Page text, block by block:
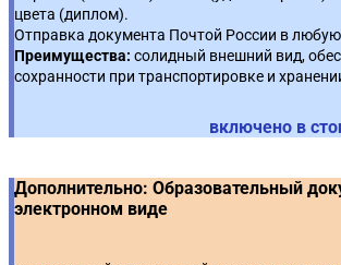
17 Обеспечение исполнения контракта
Размещение УПД в ЕИС
19
Тренажера ЕИС*: Электронное
Контроль и обжалование
4
🔥 Практический кейс
ценовых предложений на ЭТП (РТС-
Росэлторг)
🔥 Практический кейс
ЗаказРФ)
🔥 Практический кейс
цвета (диплом).
Отправка документа Почтой России в
Преимущества: солидный внешний вид,
сохранности при транспортировке и
включено в
Дополнительно: Образовательный
электронном виде